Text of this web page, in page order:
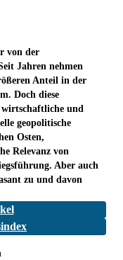
von der
Jahren nehmen
Anteil in der
Doch diese
und
geopolitische
Osten,
Relevanz von
Aber auch
zu und davon